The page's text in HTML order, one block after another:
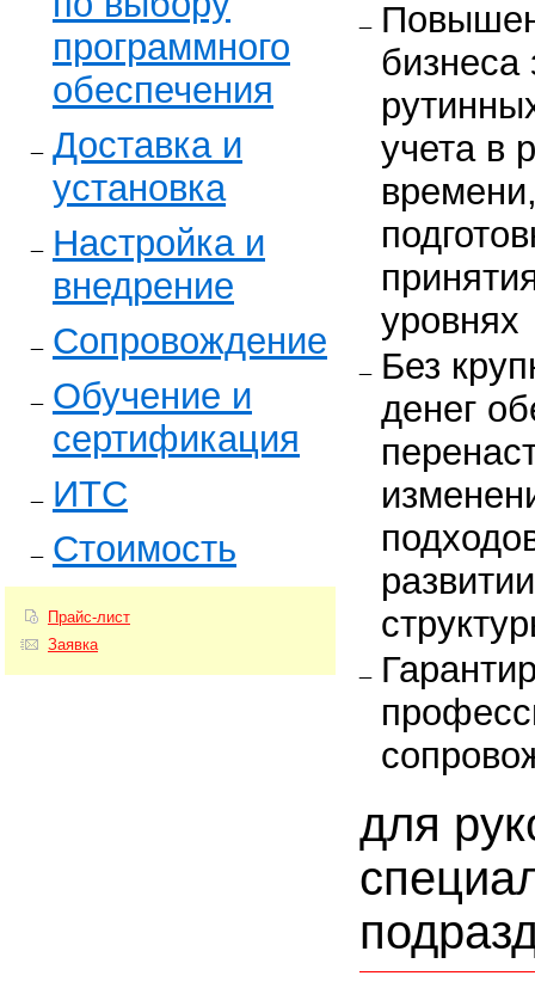
программного
обеспечения
Доставка и
установка
Настройка и
внедрение
Сопровождение
Обучение и
сертификация
ИТС
Стоимость
Прайс-лист
Заявка
бизнеса
учета в
уровнях
Без
денег
для